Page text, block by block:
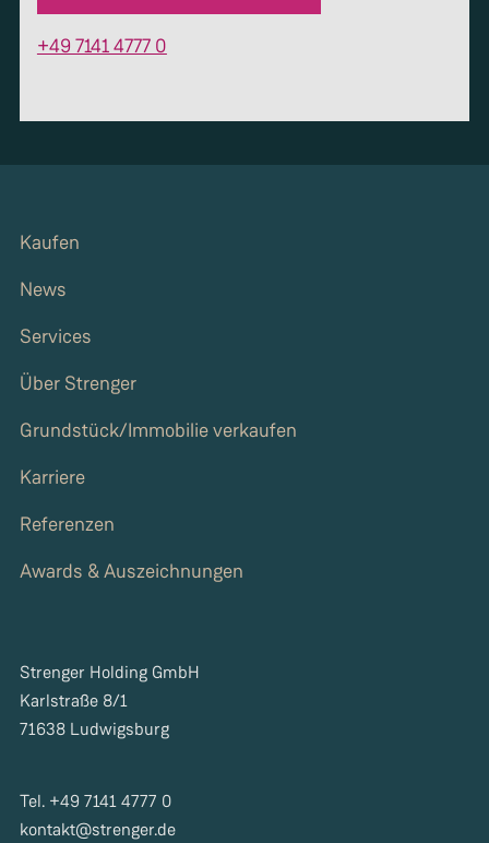
+49 7141 4777 0
Kaufen
News
Services
Über Strenger
Grundstück/Immobilie verkaufen
Karriere
Referenzen
Awards & Auszeichnungen
Strenger Holding GmbH
Karlstraße 8/1
71638 Ludwigsburg
Tel. +49 7141 4777 0
kontakt@strenger.de